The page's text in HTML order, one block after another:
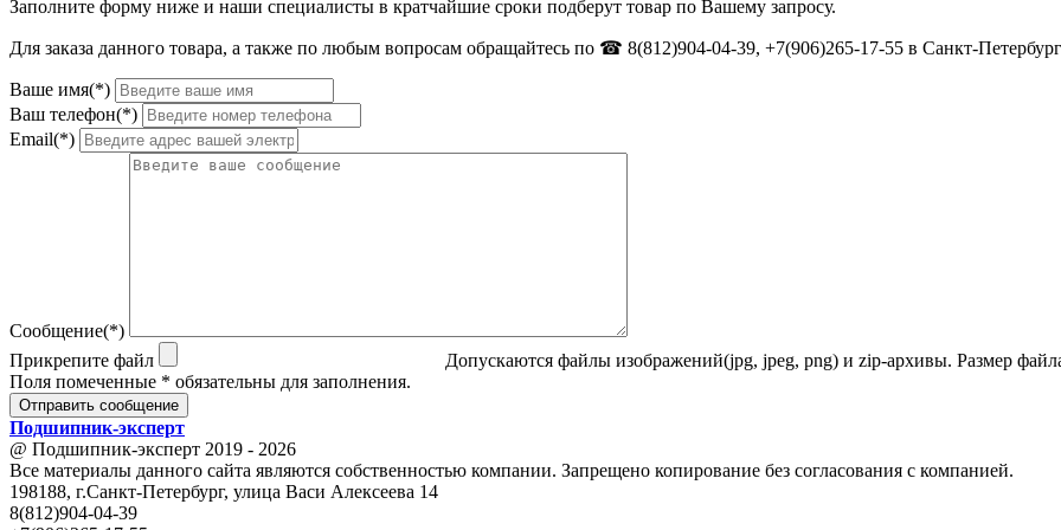
Заполните форму ниже и наши специалисты в кратчайшие сроки подберут товар по Вашему запросу.
Для заказа данного товара, а также по любым вопросам обращайтесь по ☎ 8(812)904-04-39, +7(906)265-17-55 в Санкт-
Ваше имя(*)
Ваш телефон(*)
Email(*)
Сообщение(*)
Прикрепите файл
Допускаются файлы изображений(jpg, jpeg, png) и zip-архивы. Размер
Поля помеченные * обязательны для заполнения.
Отправить сообщение
Подшипник-эксперт
@ Подшипник-эксперт 2019 - 2026
Все материалы данного сайта являются собственностью компании. Запрещено копирование без согласования с компанией.
198188, г.Санкт-Петербург, улица Васи Алексеева 14
8(812)904-04-39